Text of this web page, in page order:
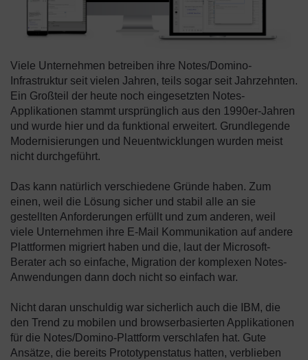
Viele Unternehmen betreiben ihre Notes/Domino-
Infrastruktur seit vielen Jahren, teils sogar seit Jahrzehnten.
Ein Großteil der heute noch eingesetzten Notes-
Applikationen stammt ursprünglich aus den 1990er-Jahren
und wurde hier und da funktional erweitert. Grundlegende
Modernisierungen und Neuentwicklungen wurden meist
nicht durchgeführt.
Das kann natürlich verschiedene Gründe haben. Zum
einen, weil die Lösung sicher und stabil alle an sie
gestellten Anforderungen erfüllt und zum anderen, weil
viele Unternehmen ihre E-Mail Kommunikation auf andere
Plattformen migriert haben und die, laut der Microsoft-
Berater ach so einfache, Migration der komplexen Notes-
Anwendungen dann doch nicht so einfach war.
Nicht daran unschuldig war sicherlich auch die IBM, die
den Trend zu mobilen und browserbasierten Applikationen
für die Notes/Domino-Plattform verschlafen hat. Gute
Ansätze, die bereits Prototypenstatus hatten, verblieben